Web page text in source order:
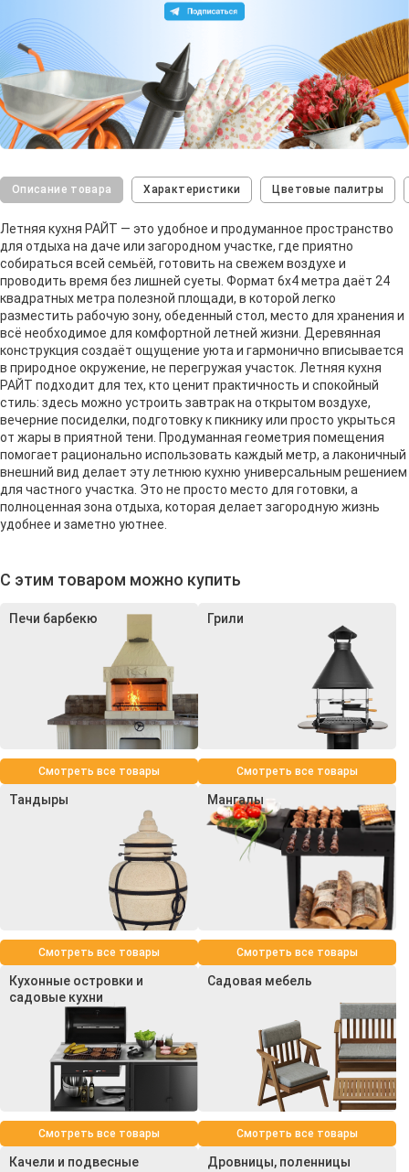
Описание товара Характеристики Цветовые палитры
Летняя кухня РАЙТ — это удобное и продуманное пространство
для отдыха на даче или загородном участке, где приятно
собираться всей семьёй, готовить на свежем воздухе и
проводить время без лишней суеты. Формат 6x4 метра даёт 24
квадратных метра полезной площади, в которой легко
разместить рабочую зону, обеденный стол, место для хранения и
всё необходимое для комфортной летней жизни. Деревянная
конструкция создаёт ощущение уюта и гармонично вписывается
в природное окружение, не перегружая участок. Летняя кухня
РАЙТ подходит для тех, кто ценит практичность и спокойный
стиль: здесь можно устроить завтрак на открытом воздухе,
вечерние посиделки, подготовку к пикнику или просто укрыться
от жары в приятной тени. Продуманная геометрия помещения
помогает рационально использовать каждый метр, а лаконичный
внешний вид делает эту летнюю кухню универсальным решением
для частного участка. Это не просто место для готовки, а
полноценная зона отдыха, которая делает загородную жизнь
удобнее и заметно уютнее.
С этим товаром можно купить
Печи барбекю
Смотреть все товары
Грили
Смотреть все товары
Тандыры
Смотреть все товары
Мангалы
Смотреть все товары
Кухонные островки и
садовые кухни
Смотреть все товары
Садовая мебель
Смотреть все товары
Качели и подвесные
Дровницы, поленницы